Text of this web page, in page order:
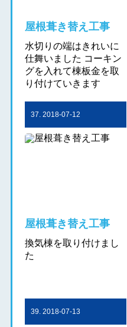
屋根葺き替え工事
水切りの端はきれいに
仕舞いました コーキン
グを入れて棟板金を取
り付けていきます
37. 2018-07-12
屋根葺き替え工事
換気棟を取り付けまし
た
39. 2018-07-13